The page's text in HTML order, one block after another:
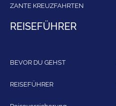
ZANTE KREUZFAHRTEN
REISEFÜHRER
BEVOR DU GEHST
REISEFÜHRER